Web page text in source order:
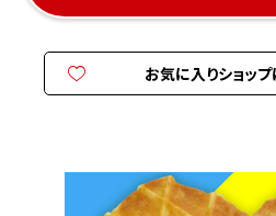
お気に入りショッ